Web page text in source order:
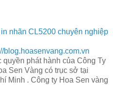
nhãn CL5200 chuyên nghiệp
blog.hoasenvang.com.vn
quyền phát hành của Công Ty
Sen Vàng có trục sở tại
Minh . Công ty Hoa Sen vàng